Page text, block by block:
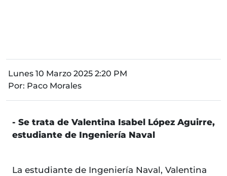
Lunes 10 Marzo 2025 2:20 PM
Por: Paco Morales
- Se trata de Valentina Isabel López Aguirre,
estudiante de Ingeniería Naval
La estudiante de Ingeniería Naval, Valentina